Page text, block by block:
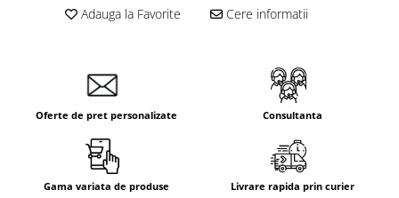
Adauga la Favorite Cere informatii
Oferte de pret personalizate Consultanta
Gama variata de produse Livrare rapida prin curier